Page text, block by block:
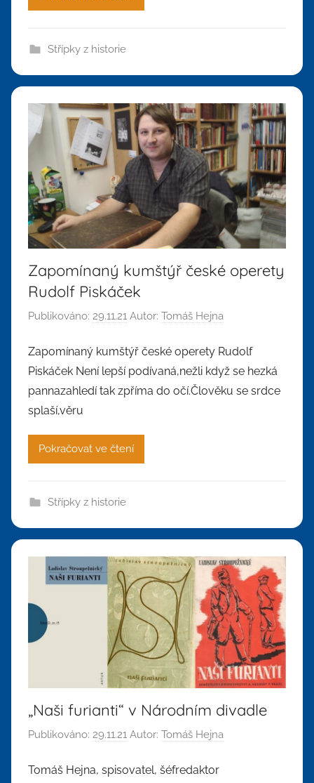
Střípky z historie
Zapomínaný kumštýř české operety
Rudolf Piskáček
Publikováno: 29.11.21 Autor: Tomáš Hejna
Zapomínaný kumštýř české operety Rudolf
Piskáček Není lepší podívaná,nežli když se hezká
pannazahledí tak zpříma do očí.Člověku se srdce
splaší,věru
Pokračovat ve čtení
Střípky z historie
„Naši furianti“ v Národním divadle
Publikováno: 29.11.21 Autor: Tomáš Hejna
Tomáš Hejna, spisovatel, šéfredaktor